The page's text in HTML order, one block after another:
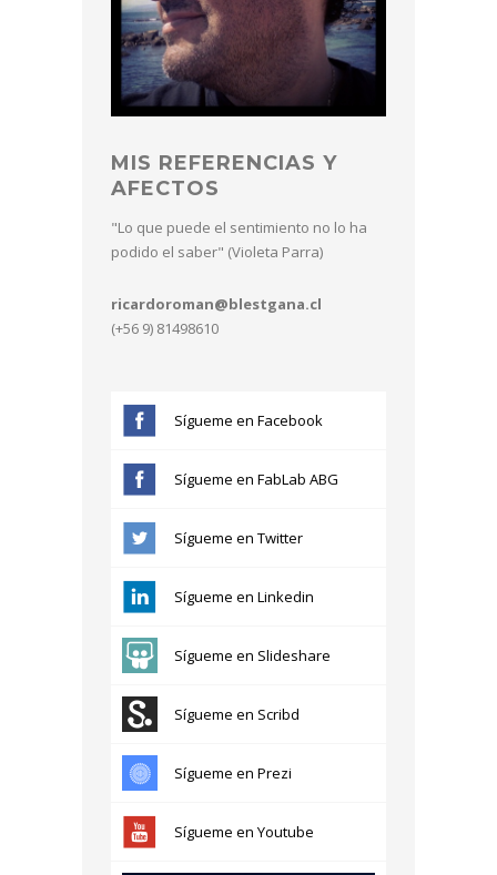
MIS REFERENCIAS Y
AFECTOS
"Lo que puede el sentimiento no lo ha
podido el saber" (Violeta Parra)
ricardoroman@blestgana.cl
(+56 9) 81498610
Sígueme en Facebook
Sígueme en FabLab ABG
Sígueme en Twitter
Sígueme en Linkedin
Sígueme en Slideshare
Sígueme en Scribd
Sígueme en Prezi
Sígueme en Youtube